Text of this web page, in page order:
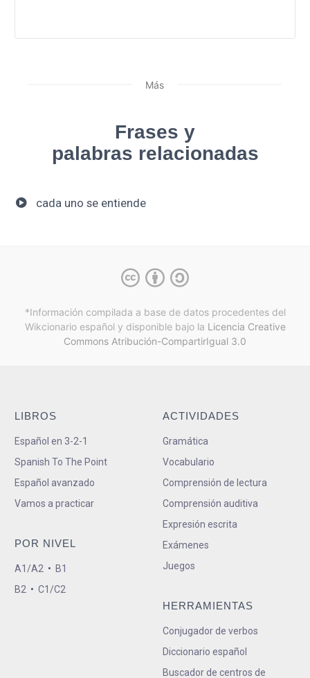
Más
Frases y
palabras relacionadas
cada uno se entiende
*Información compilada a base de datos procedentes del
Wikcionario español y disponible bajo la Licencia Creative
Commons Atribución-CompartirIgual 3.0
LIBROS
Español en 3-2-1
Spanish To The Point
Español avanzado
Vamos a practicar
POR NIVEL
A1/A2 • B1
B2 • C1/C2
ACTIVIDADES
Gramática
Vocabulario
Comprensión de lectura
Comprensión auditiva
Expresión escrita
Exámenes
Juegos
HERRAMIENTAS
Conjugador de verbos
Diccionario español
Buscador de centros de